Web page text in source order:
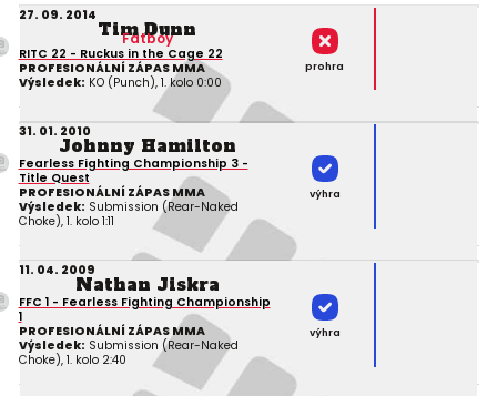
27. 09. 2014
Tim Dunn
Fatboy
RITC 22 - Ruckus in the Cage 22
PROFESIONÁLNÍ ZÁPAS MMA
Výsledek: KO (Punch), 1. kolo 0:00
prohra
31. 01. 2010
Johnny Hamilton
Fearless Fighting Championship 3 -
Title Quest
PROFESIONÁLNÍ ZÁPAS MMA
Výsledek: Submission (Rear-Naked
Choke), 1. kolo 1:11
výhra
11. 04. 2009
Nathan Jiskra
FFC 1 - Fearless Fighting Championship
1
PROFESIONÁLNÍ ZÁPAS MMA
Výsledek: Submission (Rear-Naked
Choke), 1. kolo 2:40
výhra